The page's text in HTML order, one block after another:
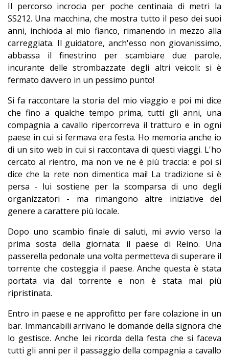
Il percorso incrocia per poche centinaia di metri la
SS212. Una macchina, che mostra tutto il peso dei suoi
anni, inchioda al mio fianco, rimanendo in mezzo alla
carreggiata. Il guidatore, anch'esso non giovanissimo,
abbassa il finestrino per scambiare due parole,
incurante delle strombazzate degli altri veicoli: si è
fermato davvero in un pessimo punto!
Si fa raccontare la storia del mio viaggio e poi mi dice
che fino a qualche tempo prima, tutti gli anni, una
compagnia a cavallo ripercorreva il tratturo e in ogni
paese in cui si fermava era festa. Ho memoria anche io
di un sito web in cui si raccontava di questi viaggi. L'ho
cercato al rientro, ma non ve ne è più traccia: e poi si
dice che la rete non dimentica mai! La tradizione si è
persa - lui sostiene per la scomparsa di uno degli
organizzatori - ma rimangono altre iniziative del
genere a carattere più locale.
Dopo uno scambio finale di saluti, mi avvio verso la
prima sosta della giornata: il paese di Reino. Una
passerella pedonale una volta permetteva di superare il
torrente che costeggia il paese. Anche questa è stata
portata via dal torrente e non è stata mai più
ripristinata.
Entro in paese e ne approfitto per fare colazione in un
bar. Immancabili arrivano le domande della signora che
lo gestisce. Anche lei ricorda della festa che si faceva
tutti gli anni per il passaggio della compagnia a cavallo